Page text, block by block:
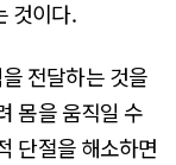
것이다.
전달하는 것을
몸을 움직일 수
단절을 해소하면